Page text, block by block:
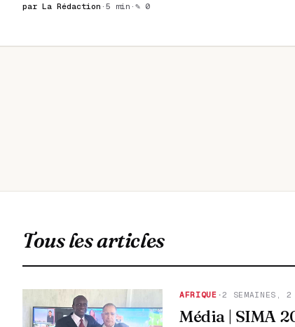
par La Rédaction · 5 min · ✎ 0
Tous les articles
AFRIQUE · 2 SEMAINES, 2
Média | SIMA